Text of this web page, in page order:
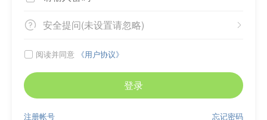
 
安全提问(未设置请忽略)
 阅读并同意 《用户协议》
登录
忘记密码
注册帐号